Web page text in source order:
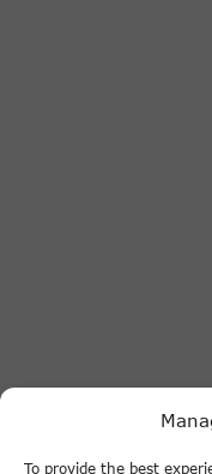
To provide the best